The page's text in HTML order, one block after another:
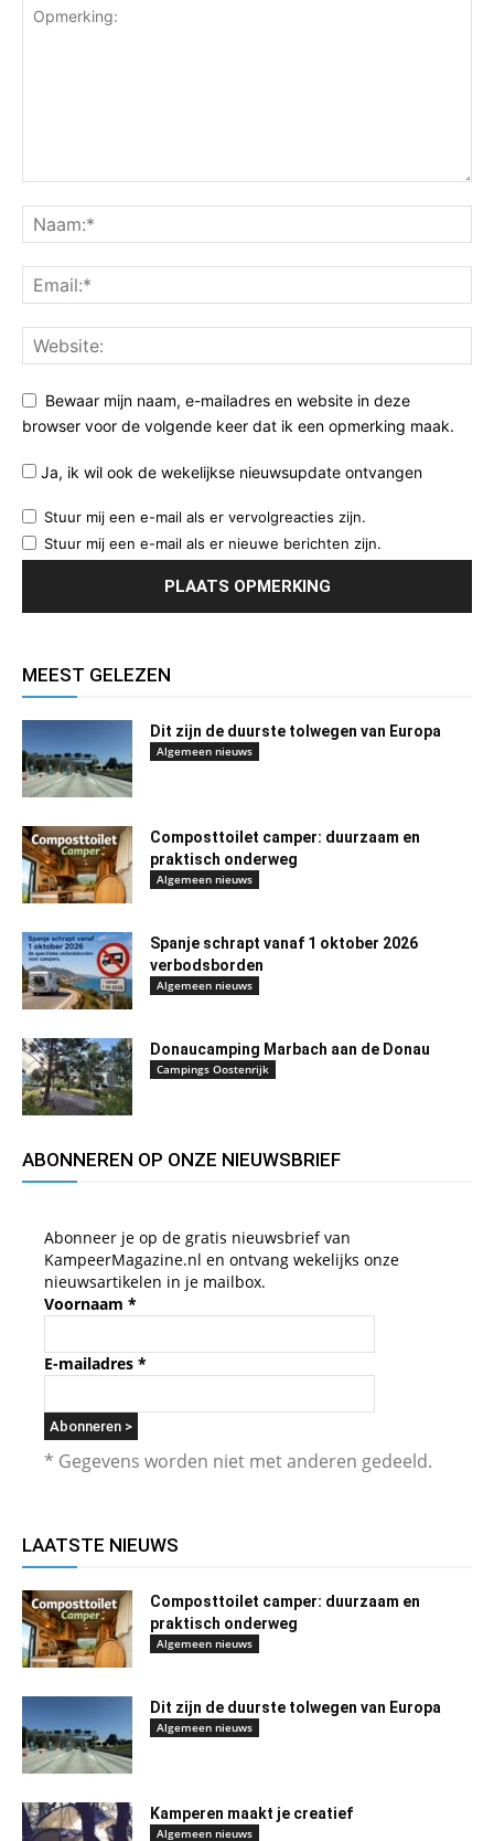
Bewaar mijn naam, e-mailadres en website in deze
browser voor de volgende keer dat ik een opmerking maak.
Ja, ik wil ook de wekelijkse nieuwsupdate ontvangen
Stuur mij een e-mail als er vervolgreacties zijn.
Stuur mij een e-mail als er nieuwe berichten zijn.
MEEST GELEZEN
Dit zijn de duurste tolwegen van Europa
Algemeen nieuws
Composttoilet camper: duurzaam en
praktisch onderweg
Algemeen nieuws
Spanje schrapt vanaf 1 oktober 2026
verbodsborden
Algemeen nieuws
Donaucamping Marbach aan de Donau
Campings Oostenrijk
ABONNEREN OP ONZE NIEUWSBRIEF
Abonneer je op de gratis nieuwsbrief van
KampeerMagazine.nl en ontvang wekelijks onze
nieuwsartikelen in je mailbox.
Voornaam *
E-mailadres *
* Gegevens worden niet met anderen gedeeld.
LAATSTE NIEUWS
Composttoilet camper: duurzaam en
praktisch onderweg
Algemeen nieuws
Dit zijn de duurste tolwegen van Europa
Algemeen nieuws
Kamperen maakt je creatief
Algemeen nieuws